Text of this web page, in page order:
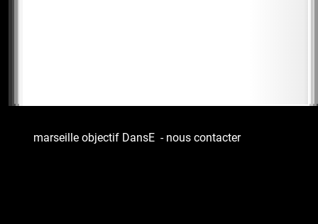
marseille objectif DansE - nous contacter